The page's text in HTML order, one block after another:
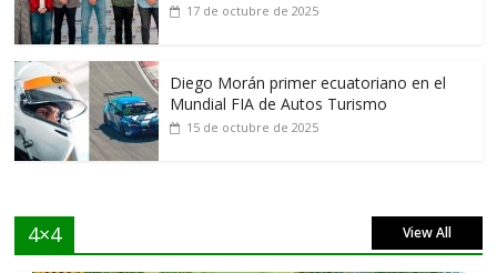
17 de octubre de 2025
Diego Morán primer ecuatoriano en el
Mundial FIA de Autos Turismo
15 de octubre de 2025
4×4 View All